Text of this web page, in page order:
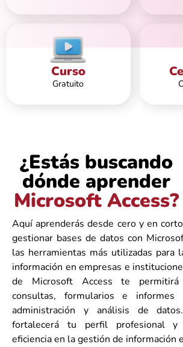
Curso
Gratuito
¿Estás buscando
dónde aprender
Microsoft Access?
Aquí aprenderás desde cero y en
gestionar bases de datos con
las herramientas más utilizadas para
información en empresas e
de Microsoft Access te permitirá
consultas, formularios e
administración y análisis de
fortalecerá tu perfil profesional
eficiencia en la gestión de información